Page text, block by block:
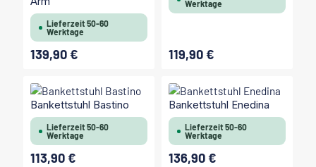
Lieferzeit 50-60
Werktage
Regulärer Preis:
139,90 €
Werktage
Regulärer Preis:
119,90 €
Bankettstuhl Bastino
Lieferzeit 50-60
Werktage
Regulärer Preis:
113,90 €
Bankettstuhl Enedina
Lieferzeit 50-60
Werktage
Regulärer Preis:
136,90 €